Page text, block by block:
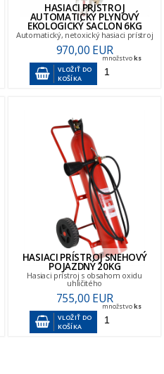
HASIACI PRÍSTROJ
AUTOMATICKÝ PLYNOVÝ
EKOLOGICKÝ SACLON 6KG
Automatický, netoxický hasiaci prístroj
970,00 EUR
VLOŽIŤ DO
KOŠÍKA
množstvoks
HASIACI PRÍSTROJ SNEHOVÝ
POJAZDNÝ 20KG
Hasiaci prístroj s obsahom oxidu
uhličitého
755,00 EUR
VLOŽIŤ DO
KOŠÍKA
množstvoks